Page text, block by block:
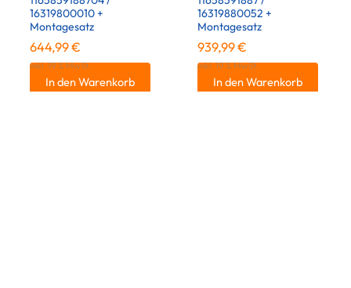
16319800010 +
Montagesatz
644,99€
inkl. 19 % MwSt.
In den Warenkorb
16319880052 +
Montagesatz
939,99€
inkl. 19 % MwSt.
In den Warenkorb